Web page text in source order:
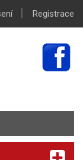
| Registrace